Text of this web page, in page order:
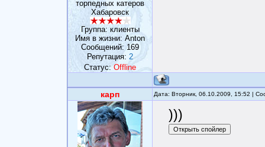
торпедных катеров
Хабаровск
Группа: клиенты
Имя в жизни: Anton
Сообщений: 169
Репутация: 2
Статус:Offline
карп Дата: Вторник, 06.10.2009, 15:52 |
)))